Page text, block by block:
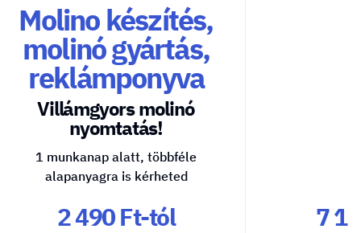
Molino készítés,
molinó gyártás,
reklámponyva
Villámgyors molinó
nyomtatás!
1 munkanap alatt, többféle
alapanyagra is kérheted
2 490 Ft-tól 7